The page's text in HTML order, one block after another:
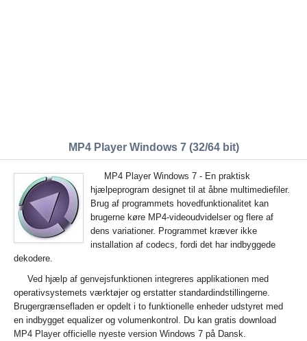
MP4 Player Windows 7 (32/64 bit)
MP4 Player Windows 7 - En praktisk
hjælpeprogram designet til at åbne multimediefiler.
Brug af programmets hovedfunktionalitet kan
brugerne køre MP4-videoudvidelser og flere af
dens variationer. Programmet kræver ikke
installation af codecs, fordi det har indbyggede
dekodere.
Ved hjælp af genvejsfunktionen integreres applikationen med
operativsystemets værktøjer og erstatter standardindstillingerne.
Brugergrænsefladen er opdelt i to funktionelle enheder udstyret med
en indbygget equalizer og volumenkontrol. Du kan gratis download
MP4 Player officielle nyeste version Windows 7 på Dansk.